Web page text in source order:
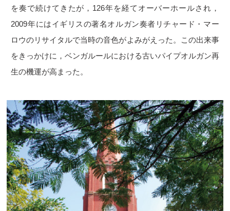
を奏で続けてきたが，126年を経てオーバーホールされ，
2009年にはイギリスの著名オルガン奏者リチャード・マー
ロウのリサイタルで当時の音色がよみがえった。この出来事
をきっかけに，ベンガルールにおける古いパイプオルガン再
生の機運が高まった。